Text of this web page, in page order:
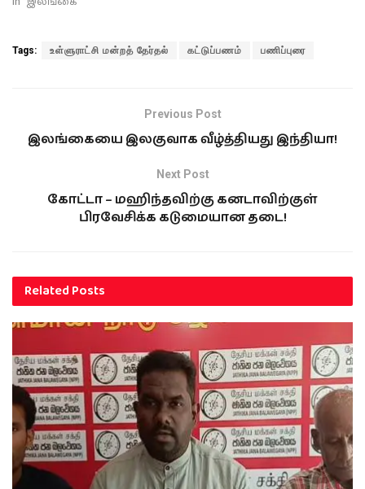
Tags: உள்ளுராட்சி மன்றத் தேர்தல் கட்டுப்பணம் பணிப்புரை
Previous Post
இலங்கையை இலகுவாக வீழ்த்தியது இந்தியா!
Next Post
கோட்டா – மஹிந்தவிற்கு கனடாவிற்குள்
பிரவேசிக்க கடுமையான தடை!
RelatedPosts